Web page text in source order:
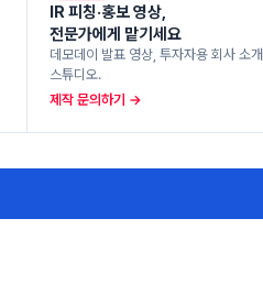
IR 피칭·홍보 영상,
전문가에게 맡기세요
데모데이 발표 영상, 투자자용 회사 소
스튜디오.
제작 문의하기 →